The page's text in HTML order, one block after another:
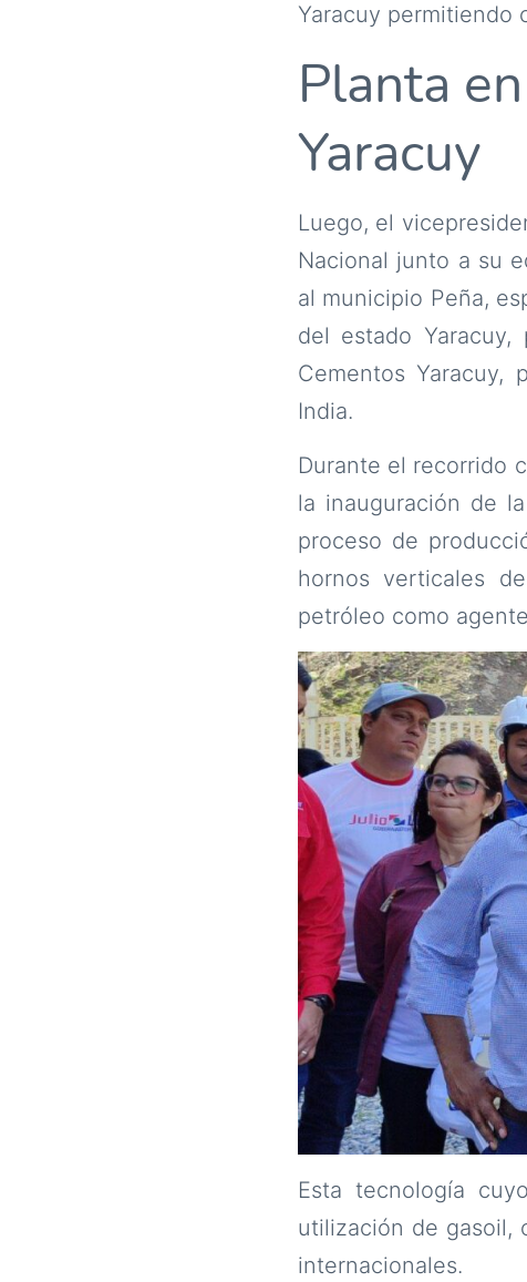
Yaracuy permitiendo
Planta
Yaracuy
Luego, el
Nacional junto a su
al municipio Peña,
del estado
Cementos Yaracuy,
India.
Durante el recorrido
la inauguración de
proceso de
hornos verticales
petróleo como
Esta tecnología
utilización de gasoil,
internacionales.